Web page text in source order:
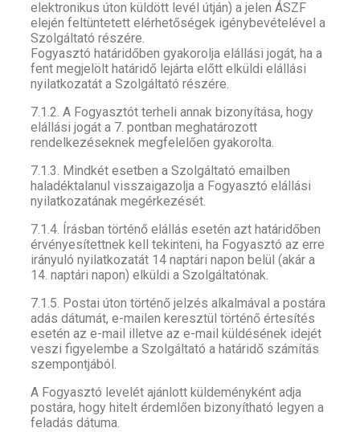
elektronikus úton küldött levél útján) a jelen ÁSZF
elején feltüntetett elérhetőségek igénybevételével a
Szolgáltató részére.
Fogyasztó határidőben gyakorolja elállási jogát, ha a
fent megjelölt határidő lejárta előtt elküldi elállási
nyilatkozatát a Szolgáltató részére.
7.1.2. A Fogyasztót terheli annak bizonyítása, hogy
elállási jogát a 7. pontban meghatározott
rendelkezéseknek megfelelően gyakorolta.
7.1.3. Mindkét esetben a Szolgáltató emailben
haladéktalanul visszaigazolja a Fogyasztó elállási
nyilatkozatának megérkezését.
7.1.4. Írásban történő elállás esetén azt határidőben
érvényesítettnek kell tekinteni, ha Fogyasztó az erre
irányuló nyilatkozatát 14 naptári napon belül (akár a
14. naptári napon) elküldi a Szolgáltatónak.
7.1.5. Postai úton történő jelzés alkalmával a postára
adás dátumát, e-mailen keresztül történő értesítés
esetén az e-mail illetve az e-mail küldésének idejét
veszi figyelembe a Szolgáltató a határidő számítás
szempontjából.
A Fogyasztó levelét ajánlott küldeményként adja
postára, hogy hitelt érdemlően bizonyítható legyen a
feladás dátuma.